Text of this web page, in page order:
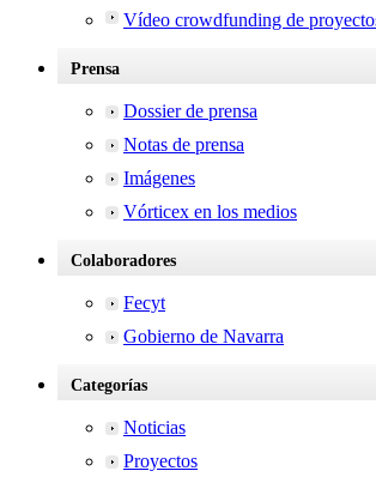
Vídeo crowdfunding de
Prensa
Dossier de prensa
Notas de prensa
Imágenes
Vórticex en los medios
Colaboradores
Fecyt
Gobierno de Navarra
Categorías
Noticias
Proyectos